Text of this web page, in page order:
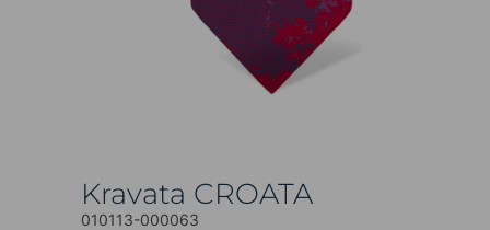
Kravata CROATA
010113-000063